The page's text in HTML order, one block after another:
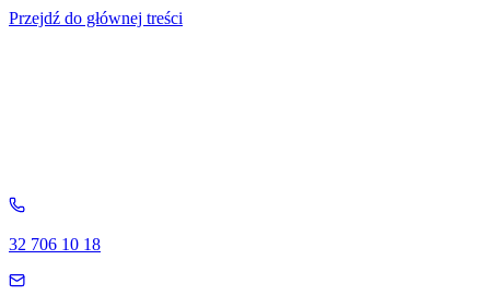
Przejdź do głównej treści
32 706 10 18